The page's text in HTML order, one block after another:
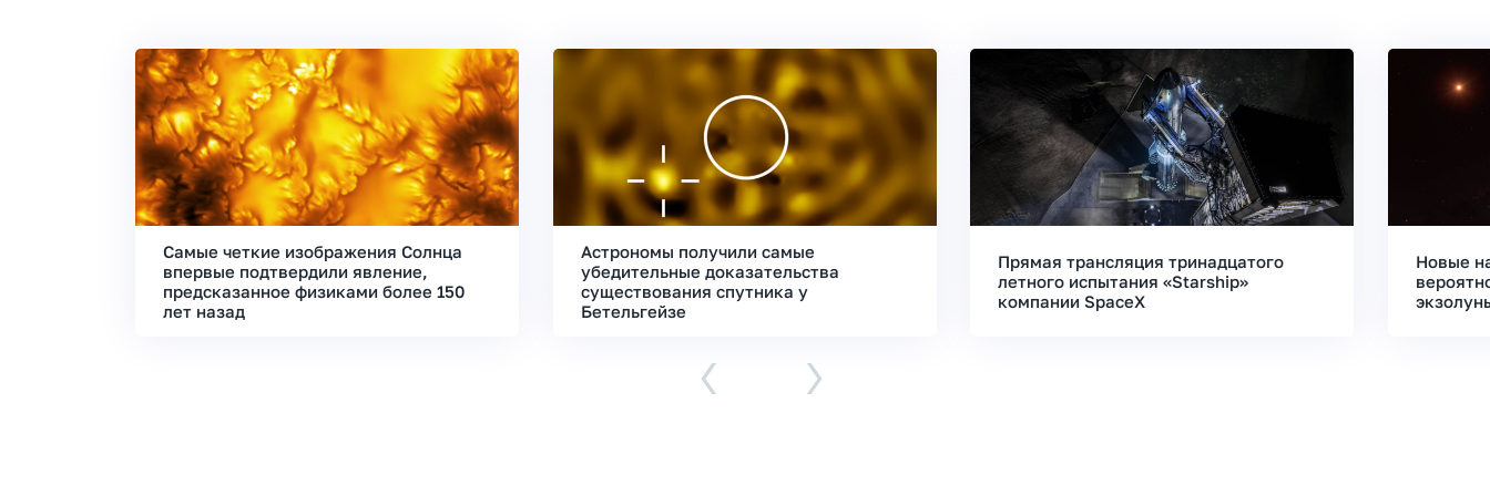
Самые четкие изображения Солнца
впервые подтвердили явление,
предсказанное физиками более 150
лет назад
Астрономы получили самые
убедительные доказательства
существования спутника у
Бетельгейзе
Прямая трансляция тринадцатого
летного испытания «Starship»
компании SpaceX
Новые
‹ ›